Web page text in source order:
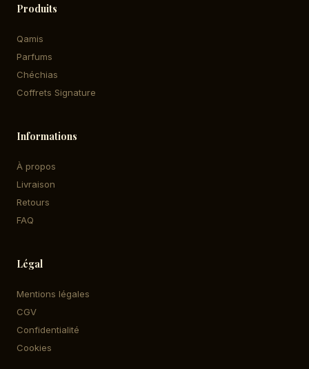
Produits
Qamis
Parfums
Chéchias
Coffrets Signature
Informations
À propos
Livraison
Retours
FAQ
Légal
Mentions légales
CGV
Confidentialité
Cookies